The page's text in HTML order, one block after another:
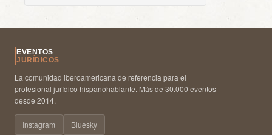
EVENTOS
JURÍDICOS
La comunidad iberoamericana de referencia para el
profesional jurídico hispanohablante. Más de 30.000 eventos
desde 2014.
Instagram Bluesky